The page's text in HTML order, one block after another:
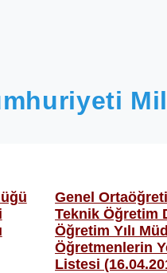
Genel
Teknik Öğretim
Öğretim Yılı
Öğretmenlerin
Listesi